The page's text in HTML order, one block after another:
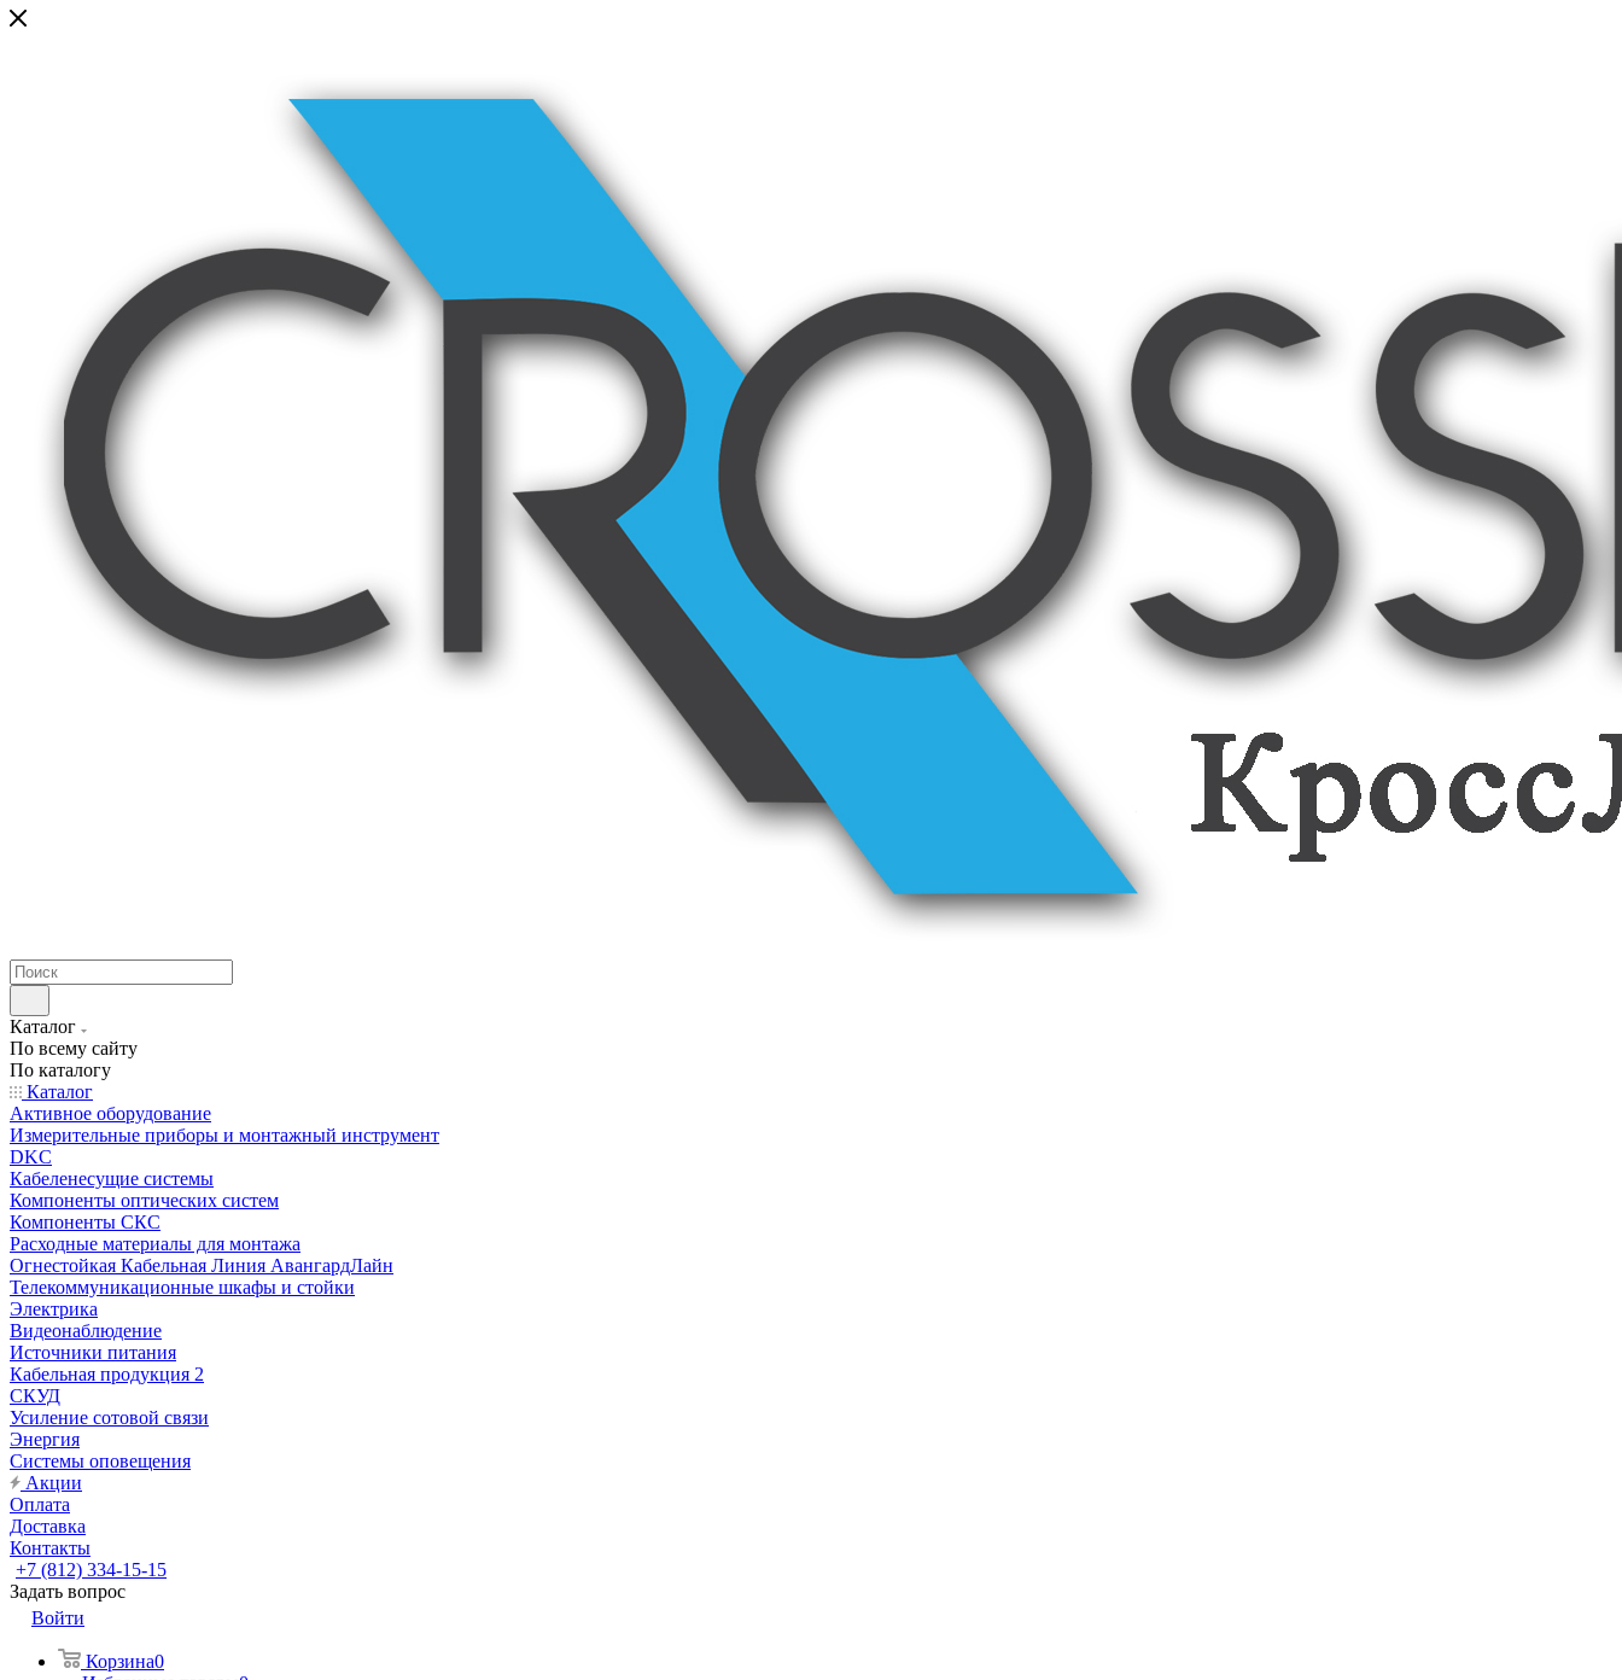
Каталог
По всему сайту
По каталогу
Каталог
Активное оборудование
Измерительные приборы и монтажный инструмент
DKC
Кабеленесущие системы
Компоненты оптических систем
Компоненты СКС
Расходные материалы для монтажа
Огнестойкая Кабельная Линия АвангардЛайн
Телекоммуникационные шкафы и стойки
Электрика
Видеонаблюдение
Источники питания
Кабельная продукция 2
СКУД
Усиление сотовой связи
Энергия
Системы оповещения
Акции
Оплата
Доставка
Контакты
+7 (812) 334-15-15
Задать вопрос
Войти
Корзина0